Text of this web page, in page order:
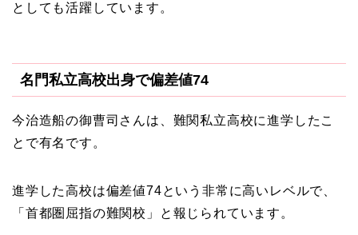
としても活躍しています。
名門私立高校出身で偏差値74
今治造船の御曹司さんは、難関私立高校に進学したこ
とで有名です。
進学した高校は偏差値74という非常に高いレベルで、
「首都圏屈指の難関校」と報じられています。